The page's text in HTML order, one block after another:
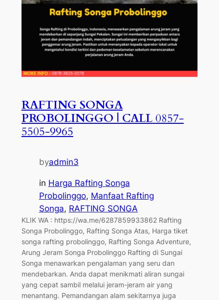
RAFTING SONGA
PROBOLINGGO | CALL0857-
5505-9965
byadmin3
in Harga Rafting Songa
Probolinggo, Manfaat Rafting
Songa, RAFTING SONGA
KLIK WA : https://wa.me/6287859933862 Rafting
Songa Probolinggo, Rafting Songa Atas, Harga tiket
songa rafting probolinggo, Rafting Songa Adventure,
Arung Jeram Songa Probolinggo Rafting di Sungai
Songa menawarkan pengalaman yang seru dan
mendebarkan. Anda dapat menikmati aliran sungai
yang cepat sambil melalui jeram-jeram air yang
menantang. Pemandangan alam sekitarnya juga